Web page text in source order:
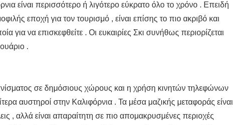
είναι περισσότερο ή λιγότερο εύκρατο όλο το χρόνο . Επειδή
εποχή για τον τουρισμό , είναι επίσης το πιο ακριβό και
για να επισκεφθείτε . Οι ευκαιρίες Σκι συνήθως περιορίζεται
.
σε δημόσιους χώρους και η χρήση κινητών τηλεφώνων
αυστηροί στην Καλιφόρνια . Τα μέσα μαζικής μεταφοράς είναι
, αλλά είναι απαραίτητη σε πιο απομακρυσμένες περιοχές